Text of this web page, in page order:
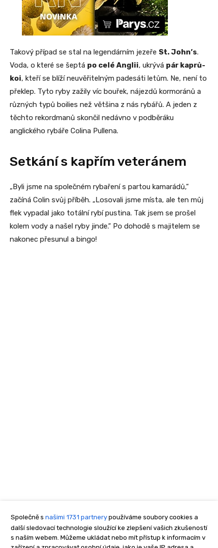
Společně s našimi 1731 partnery používáme soubory cookies a
další sledovací technologie sloužící ke zlepšení vašich zkušeností
s naším webem. Můžeme ukládat nebo mít přístup k informacím v